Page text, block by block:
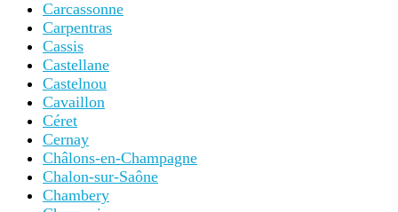
Carcassonne
Carpentras
Cassis
Castellane
Castelnou
Cavaillon
Céret
Cernay
Châlons-en-Champagne
Chalon-sur-Saône
Chambery